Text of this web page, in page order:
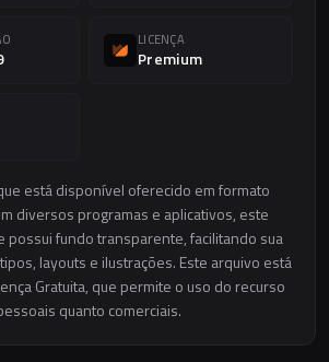
LICENÇA
Premium
está disponível oferecido em formato
diversos programas e aplicativos, este
possui fundo transparente, facilitando sua
layouts e ilustrações. Este arquivo está
Gratuita, que permite o uso do recurso
quanto comerciais.